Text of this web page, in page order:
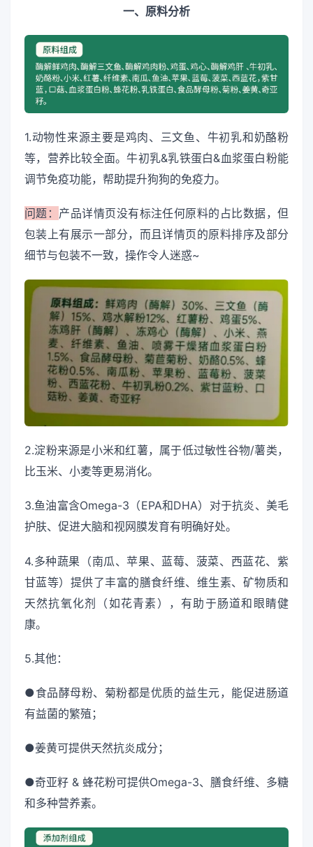
一、原料分析
1.动物性来源主要是鸡肉、三文鱼、牛初乳和奶酪粉
等，营养比较全面。牛初乳&乳铁蛋白&血浆蛋白粉能
调节免疫功能，帮助提升狗狗的免疫力。
问题： 产品详情页没有标注任何原料的占比数据，但
包装上有展示一部分，而且详情页的原料排序及部分
细节与包装不一致，操作令人迷惑~
2.淀粉来源是小米和红薯，属于低过敏性谷物/薯类，
比玉米、小麦等更易消化。
3.鱼油富含Omega-3（EPA和DHA）对于抗炎、美毛
护肤、促进大脑和视网膜发育有明确好处。
4.多种蔬果（南瓜、苹果、蓝莓、菠菜、西蓝花、紫
甘蓝等）提供了丰富的膳食纤维、维生素、矿物质和
天然抗氧化剂（如花青素），有助于肠道和眼睛健
康。
5.其他：
●食品酵母粉、菊粉都是优质的益生元，能促进肠道
有益菌的繁殖；
●姜黄可提供天然抗炎成分；
●奇亚籽 & 蜂花粉可提供Omega-3、膳食纤维、多糖
和多种营养素。